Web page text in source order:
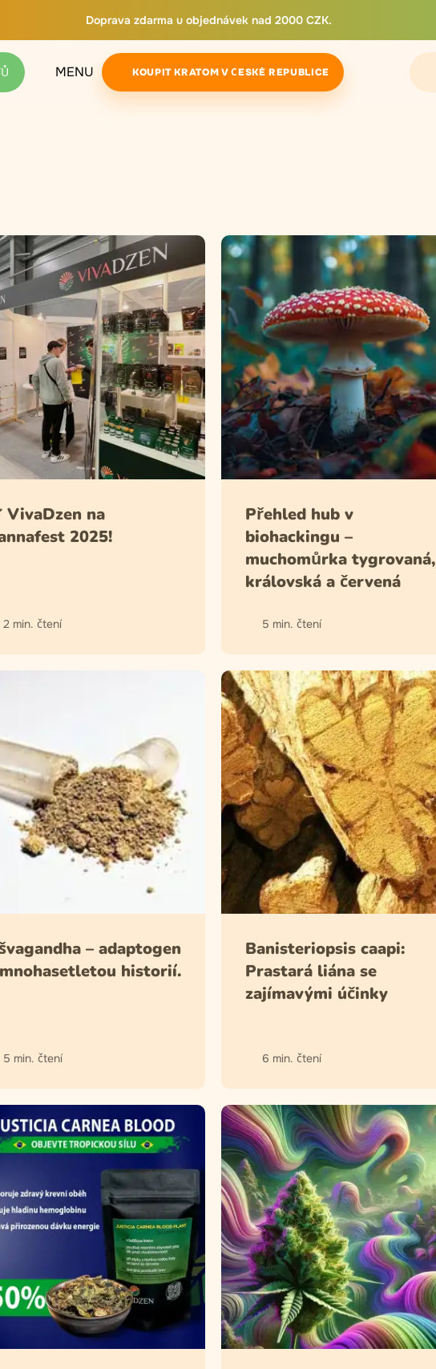
Doprava zdarma u objednávek nad 2000 CZK.
MENU KOUPIT KRATOM V ČESKÉ REPUBLICE
VivaDzen na
2025!
2 min. čtení
Přehled hub v
biohackingu –
muchomůrka tygrovaná,
královská a červená
5 min. čtení
– adaptogen
historií.
5 min. čtení
Banisteriopsis caapi:
Prastará liána se
zajímavými účinky
6 min. čtení